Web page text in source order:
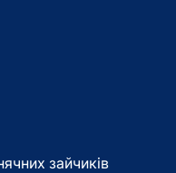
зайчиків